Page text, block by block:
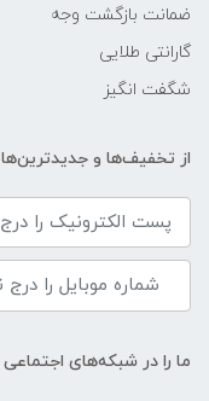
ضمانت بازگشت وجه
گارانتی طلایی
شگفت انگیز
از تخفیف‌ها و
ما را در شبکه‌های اجتماعی